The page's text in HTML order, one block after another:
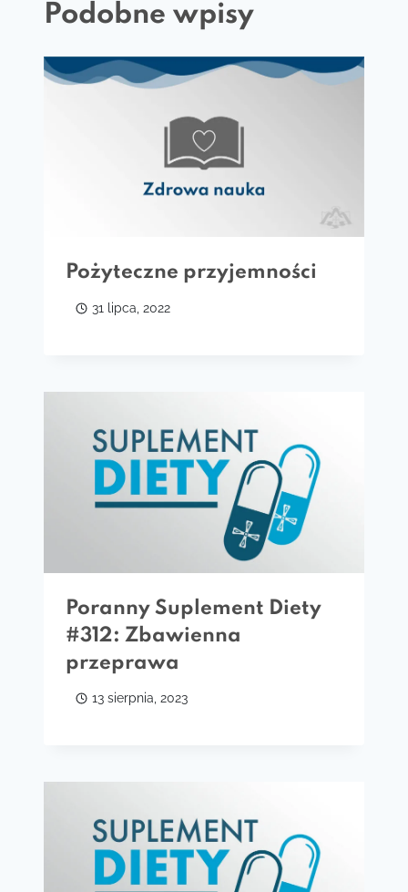
Podobne wpisy
Pożyteczne przyjemności
31 lipca, 2022
Poranny Suplement Diety
#312: Zbawienna
przeprawa
13 sierpnia, 2023